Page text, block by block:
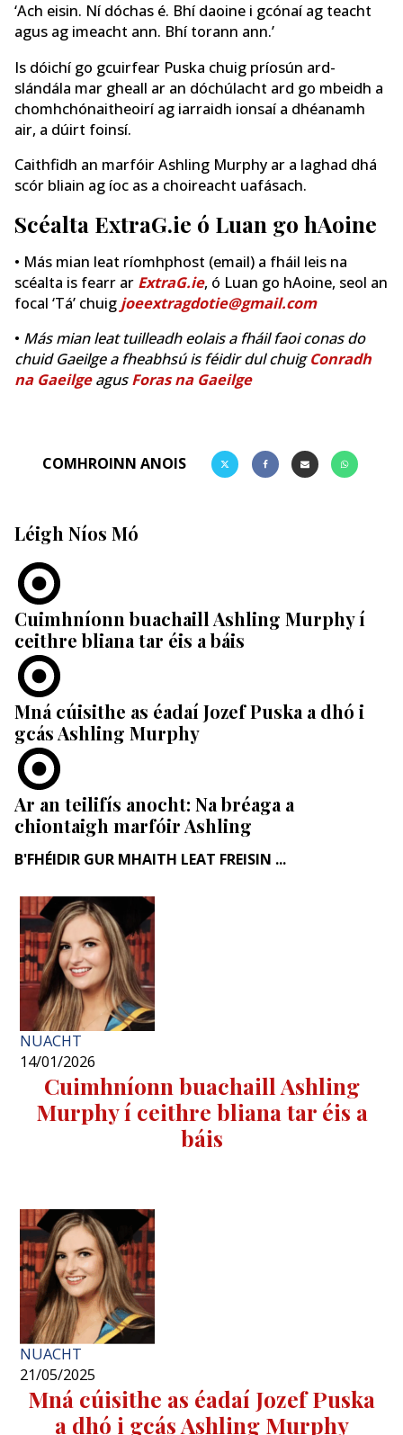
‘Ach eisin. Ní dóchas é. Bhí daoine i gcónaí ag teacht
agus ag imeacht ann. Bhí torann ann.’
Is dóichí go gcuirfear Puska chuig príosún ard-
slándála mar gheall ar an dóchúlacht ard go mbeidh a
chomhchónaitheoirí ag iarraidh ionsaí a dhéanamh
air, a dúirt foinsí.
Caithfidh an marfóir Ashling Murphy ar a laghad dhá
scór bliain ag íoc as a choireacht uafásach.
Scéalta ExtraG.ie ó Luan go hAoine
• Más mian leat ríomhphost (email) a fháil leis na
scéalta is fearr ar ExtraG.ie, ó Luan go hAoine, seol an
focal ‘Tá’ chuig joeextragdotie@gmail.com
• Más mian leat tuilleadh eolais a fháil faoi conas do
chuid Gaeilge a fheabhsú is féidir dul chuig Conradh
na Gaeilge agusForas na Gaeilge
COMHROINN ANOIS
Léigh Níos Mó
Cuimhníonn buachaill Ashling Murphy í
ceithre bliana tar éis a báis
Mná cúisithe as éadaí Jozef Puska a dhó i
gcás Ashling Murphy
Ar an teilifís anocht: Na bréaga a
chiontaigh marfóir Ashling
B'FHÉIDIR GUR MHAITH LEAT FREISIN ...
NUACHT
14/01/2026
Cuimhníonn buachaill Ashling
Murphy í ceithre bliana tar éis a
báis
NUACHT
21/05/2025
Mná cúisithe as éadaí Jozef Puska
a dhó i gcás Ashling Murphy